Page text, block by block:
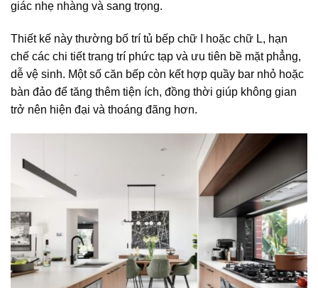
giác nhẹ nhàng và sang trọng.
Thiết kế này thường bố trí tủ bếp chữ I hoặc chữ L, hạn
chế các chi tiết trang trí phức tạp và ưu tiên bề mặt phẳng,
dễ vệ sinh. Một số căn bếp còn kết hợp quầy bar nhỏ hoặc
bàn đảo để tăng thêm tiện ích, đồng thời giúp không gian
trở nên hiện đại và thoáng đãng hơn.